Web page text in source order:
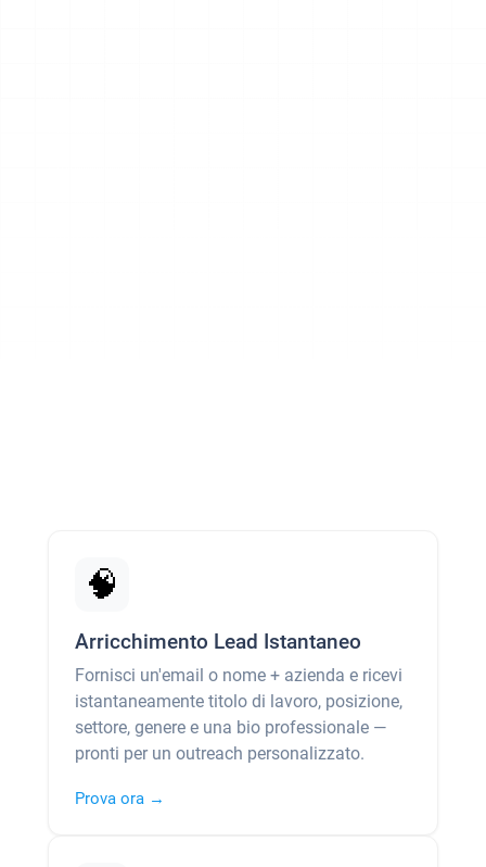
🧠
Arricchimento Lead Istantaneo
Fornisci un'email o nome + azienda e ricevi
istantaneamente titolo di lavoro, posizione,
settore, genere e una bio professionale —
pronti per un outreach personalizzato.
Prova ora →